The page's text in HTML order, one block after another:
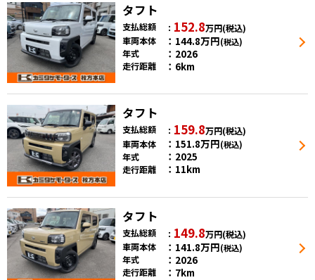
タフト
支払総額 152.8万円(税込)
車両本体
144.8万円(税込)
年式 2026
走行距離 6km
タフト
支払総額 159.8万円(税込)
車両本体
151.8万円(税込)
年式 2025
走行距離 11km
タフト
支払総額 149.8万円(税込)
車両本体
141.8万円(税込)
年式 2026
走行距離 7km